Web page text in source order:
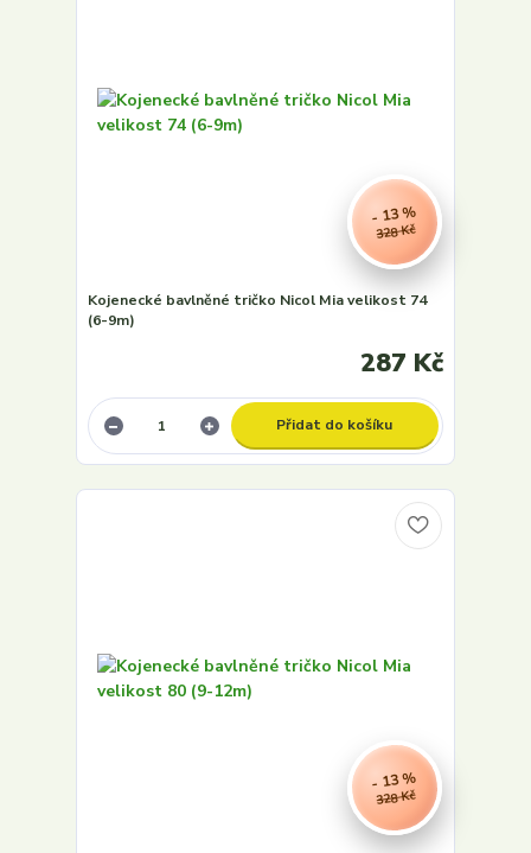
328 Kč
- 13 %
Kojenecké bavlněné tričko Nicol Mia velikost 74
(6-9m)
287 Kč
Přidat do košíku
328 Kč
- 13 %